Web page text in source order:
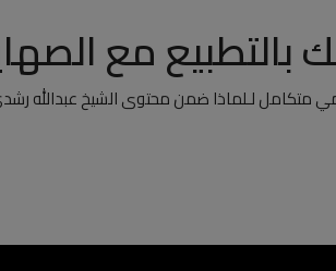
بالتطبيع مع
متكامل لـلماذا ضمن محتوى الشيخ عبدالله